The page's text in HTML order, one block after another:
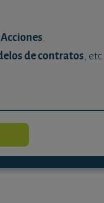
.
de contratos, etc.